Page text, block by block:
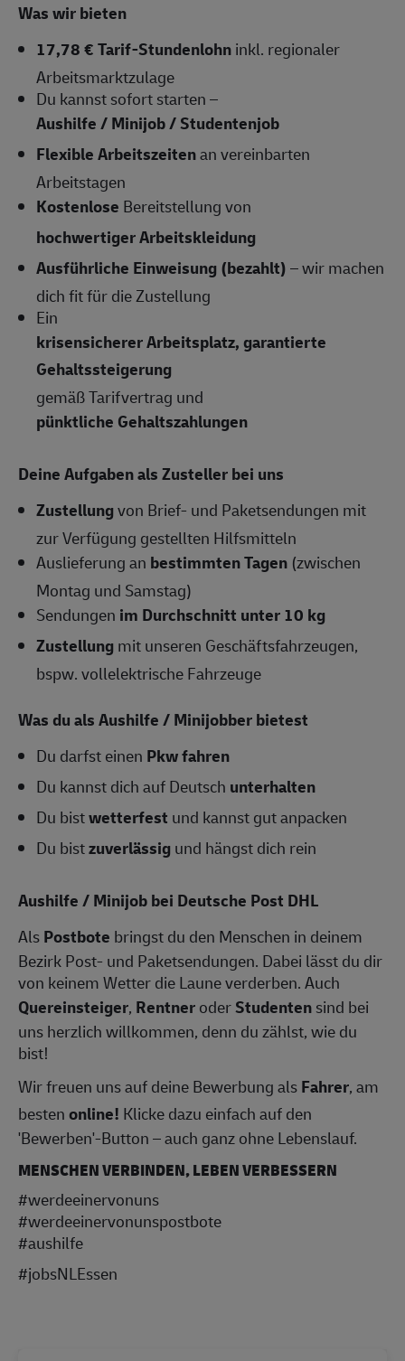
Was wir bieten
17,78 € Tarif-Stundenlohninkl. regionaler
Arbeitsmarktzulage
Du kannst sofort starten –
Aushilfe / Minijob / Studentenjob
Flexible Arbeitszeitenan vereinbarten
Arbeitstagen
Kostenlose Bereitstellung von
hochwertiger Arbeitskleidung
Ausführliche Einweisung (bezahlt)– wir machen
dich fit für die Zustellung
Ein
krisensicherer Arbeitsplatz, garantierte
Gehaltssteigerung
gemäß Tarifvertrag und
pünktliche Gehaltszahlungen
Deine Aufgaben als Zusteller bei uns
Zustellungvon Brief- und Paketsendungen mit
zur Verfügung gestellten Hilfsmitteln
Auslieferung an bestimmten Tagen (zwischen
Montag und Samstag)
Sendungen im Durchschnitt unter 10 kg
Zustellungmit unseren Geschäftsfahrzeugen,
bspw. vollelektrische Fahrzeuge
Was du als Aushilfe / Minijobber bietest
Du darfst einen Pkw fahren
Du kannst dich auf Deutsch unterhalten
Du bistwetterfest und kannst gut anpacken
Du bistzuverlässigund hängst dich rein
Aushilfe / Minijob bei Deutsche Post DHL
AlsPostbote bringst du den Menschen in deinem
Bezirk Post- und Paketsendungen. Dabei lässt du dir
von keinem Wetter die Laune verderben. Auch
Quereinsteiger, RentneroderStudentensind bei
uns herzlich willkommen, denn du zählst, wie du
bist!
Wir freuen uns auf deine Bewerbung alsFahrer, am
bestenonline! Klicke dazu einfach auf den
'Bewerben'-Button – auch ganz ohne Lebenslauf.
MENSCHEN VERBINDEN, LEBEN VERBESSERN
#werdeeinervonuns
#werdeeinervonunspostbote
#aushilfe
#jobsNLEssen